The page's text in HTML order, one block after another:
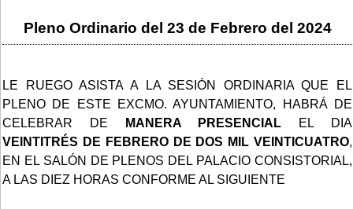
Pleno Ordinario del 23 de Febrero del 2024
LE RUEGO ASISTA A LA SESIÓN ORDINARIA QUE EL
PLENO DE ESTE EXCMO. AYUNTAMIENTO, HABRÁ DE
CELEBRAR DE
MANERA PRESENCIAL
EL DIA
VEINTITRÉS DE FEBRERO DE DOS MIL VEINTICUATRO,
EN EL SALÓN DE PLENOS DEL PALACIO CONSISTORIAL,
A LAS DIEZ HORAS CONFORME AL SIGUIENTE